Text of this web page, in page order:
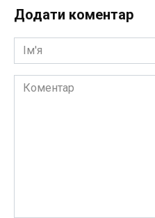
Додати коментар
Ім'я
Коментар